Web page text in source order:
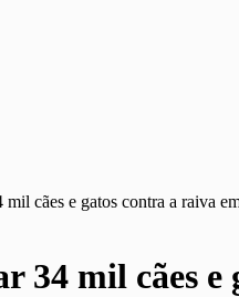
cães e gatos contra a raiva
34 mil cães